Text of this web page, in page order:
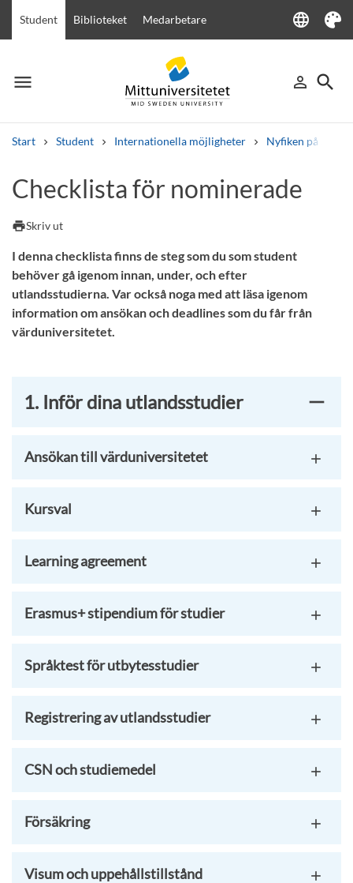
Student Biblioteket Medarbetare language
Language
Tema
menu
Meny person_outline
Logga in
search
Sök
Start Student Internationella möjligheter Nyfiken på att
Andra söktjänster
Kurser och program
Checklista för nominerade
printSkriv ut
I denna checklista finns de steg som du som student
behöver gå igenom innan, under, och efter
utlandsstudierna. Var också noga med att läsa igenom
information om ansökan och deadlines som du får från
värduniversitetet.
1. Inför dina utlandsstudier
Ansökan till värduniversitetet
Kursval
Learning agreement
Erasmus+ stipendium för studier
Språktest för utbytesstudier
Registrering av utlandsstudier
CSN och studiemedel
Försäkring
Visum och uppehållstillstånd